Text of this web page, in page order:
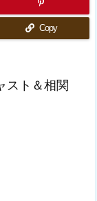
Copy
スト＆相関